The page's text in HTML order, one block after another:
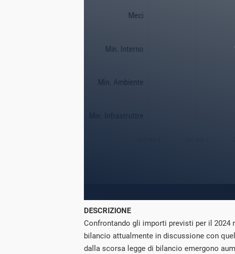
DESCRIZIONE
Confrontando gli importi previsti per il 2024
bilancio attualmente in discussione con
dalla scorsa legge di bilancio emergono